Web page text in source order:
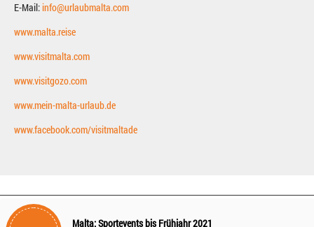
E-Mail:info@urlaubmalta.com
www.malta.reise
www.visitmalta.com
www.visitgozo.com
www.mein-malta-urlaub.de
www.facebook.com/visitmaltade
Malta: Sportevents bis Frühjahr 2021